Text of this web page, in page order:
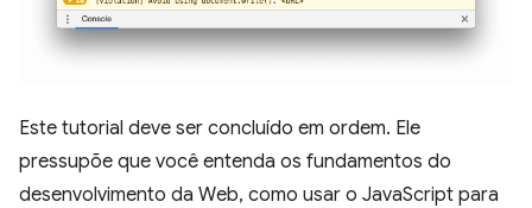
Este tutorial deve ser concluído em ordem. Ele
pressupõe que você entenda os fundamentos do
desenvolvimento da Web, como usar o JavaScript para